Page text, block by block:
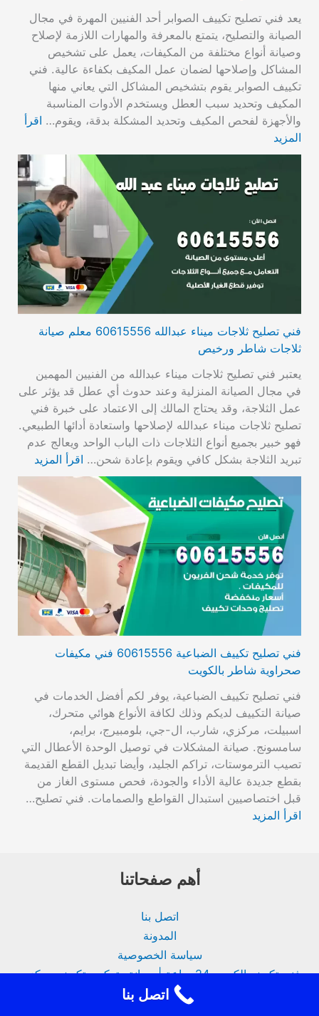
يعد فني تصليح تكييف الصوابر أحد الفنيين المهرة في مجال
الصيانة والتصليح، يتمتع بالمعرفة والمهارات اللازمة لإصلاح
وصيانة أنواع مختلفة من المكيفات، يعمل على تشخيص
المشاكل وإصلاحها لضمان عمل المكيف بكفاءة عالية. فني
تكييف الصوابر يقوم بتشخيص المشاكل التي يعاني منها
المكيف وتحديد سبب العطل ويستخدم الأدوات المناسبة
والأجهزة لفحص المكيف وتحديد المشكلة بدقة، ويقوم… اقرأ
المزيد
فني تصليح ثلاجات ميناء عبدالله 60615556 معلم صيانة
ثلاجات شاطر ورخيص
يعتبر فني تصليح ثلاجات ميناء عبدالله من الفنيين المهمين
في مجال الصيانة المنزلية وعند حدوث أي عطل قد يؤثر على
عمل الثلاجة، وقد يحتاج المالك إلى الاعتماد على خبرة فني
تصليح ثلاجات ميناء عبدالله لإصلاحها واستعادة أدائها الطبيعي.
فهو خبير بجميع أنواع الثلاجات ذات الباب الواحد ويعالج عدم
تبريد الثلاجة بشكل كافي ويقوم بإعادة شحن… اقرأ المزيد
فني تصليح تكييف الضباعية 60615556 فني مكيفات
صحراوية شاطر بالكويت
فني تصليح تكييف الضباعية، يوفر لكم أفضل الخدمات في
صيانة التكييف لديكم وذلك لكافة الأنواع هوائي متحرك،
اسبيلت، مركزي، شارب، ال-جي، بلومبيرج، برايم،
سامسونج. صيانة المشكلات في توصيل الوحدة الأعطال التي
تصيب الترموستات، تراكم الجليد، وأيضا تبديل القطع القديمة
بقطع جديدة عالية الأداء والجودة، فحص مستوى الغاز من
قبل اختصاصيين استبدال القواطع والصمامات. فني تصليح…
اقرأ المزيد
أهم صفحاتنا
اتصل بنا
المدونة
سياسة الخصوصية
فني تكييف الكويت 24 ساعة | صيانة وتركيب تكييف مركزي
من نحن
اتصل بنا